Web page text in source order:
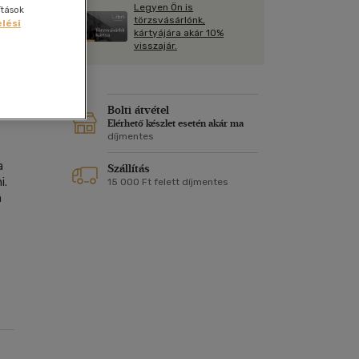
Kártya
Képeslap
Naptár
Vallás, mitológia
Legyen Ön is
törzsvásárlónk,
kártyájára akár 10%
visszajár.
Bolti átvétel
Elérhető készlet esetén akár ma
díjmentes
Szállítás
15 000 Ft felett díjmentes